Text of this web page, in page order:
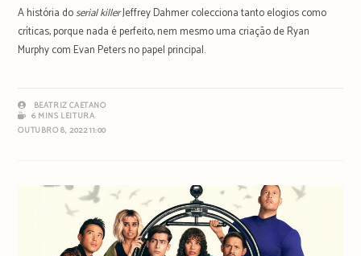
A história doserial killerJeffrey Dahmer colecciona tanto elogios como
críticas, porque nada é perfeito, nem mesmo uma criação de Ryan
Murphy com Evan Peters no papel principal.
BEATRIZ CAETANO
6 MINS LEITURA
OUTUBRO 8, 2022 11:00